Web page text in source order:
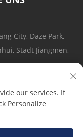
City, Daze Park,
Stadt Jiangmen,
our services. If
Personalize